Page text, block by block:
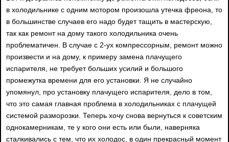
в холодильнике с одним мотором произошла утечка фреона, то
в большинстве случаев его надо будет тащить в мастерскую,
так как ремонт на дому такого холодильника очень
проблематичен. В случае с 2-ух компрессорным, ремонт можно
произвести и на дому, к примеру замена плачущего
испарителя, не требует больших усилий и большого
промежутка времени для его установки. Я не случайно
упомянул, про установку плачущего испарителя, дело в том,
что это самая главная проблема в холодильниках с плачущей
системой разморозки. Теперь хочу снова вернуться к советским
однокамерникам, те у кого они есть или были, наверняка
сталкивались с тем, что их холодос, в один прекрасный момент